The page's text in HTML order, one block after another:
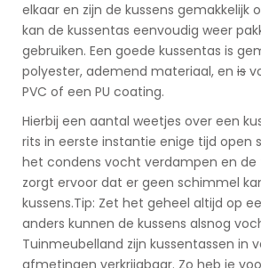
elkaar en zijn de kussens gemakkelijk
kan de kussentas eenvoudig weer
gebruiken. Een goede kussentas is
polyester, ademend materiaal, en is
PVC of een PU coating.
Hierbij een aantal weetjes over een
rits in eerste instantie enige tijd open
het condens vocht verdampen en de
zorgt ervoor dat er geen schimmel
kussens.Tip: Zet het geheel altijd op
anders kunnen de kussens alsnog
Tuinmeubelland zijn kussentassen in